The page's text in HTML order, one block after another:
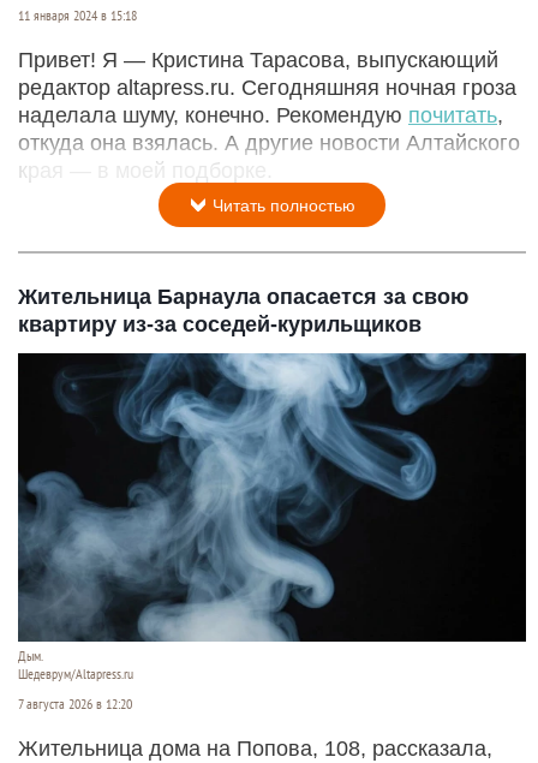
11 января 2024 в 15:18
Привет! Я — Кристина Тарасова, выпускающий
редактор altapress.ru. Сегодняшняя ночная гроза
наделала шуму, конечно. Рекомендую почитать,
откуда она взялась. А другие новости Алтайского
края — в моей подборке.
Читать полностью
Жительница Барнаула опасается за свою
квартиру из-за соседей-курильщиков
Дым.
Шедеврум/Altapress.ru
7 августа 2026 в 12:20
Жительница дома на Попова, 108, рассказала,